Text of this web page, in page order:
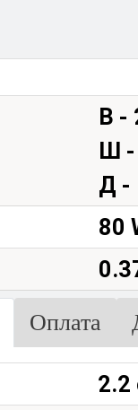
В -
Ш -
Д -
80
Оплата
2.2